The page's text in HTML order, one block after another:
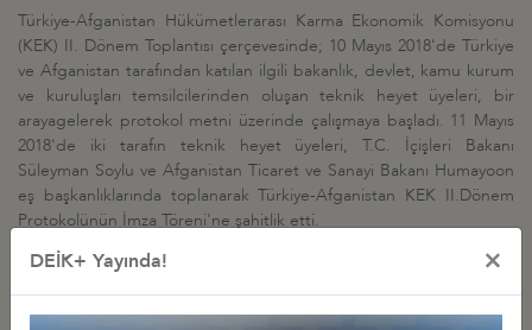
Türkiye-Afganistan Hükümetlerarası Karma Ekonomik Komisyonu
(KEK) II. Dönem Toplantısı çerçevesinde; 10 Mayıs 2018'de Türkiye
ve Afganistan tarafından katılan ilgili bakanlık, devlet, kamu kurum
ve kuruluşları temsilcilerinden oluşan teknik heyet üyeleri, bir
arayagelerek protokol metni üzerinde çalışmaya başladı. 11 Mayıs
2018'de iki tarafın teknik heyet üyeleri, T.C. İçişleri Bakanı
Süleyman Soylu ve Afganistan Ticaret ve Sanayi Bakanı Humayoon
eş başkanlıklarında toplanarak Türkiye-Afganistan KEK II.Dönem
Protokolünün İmza Töreni'ne şahitlik etti.
DEİK+ Yayında! ×